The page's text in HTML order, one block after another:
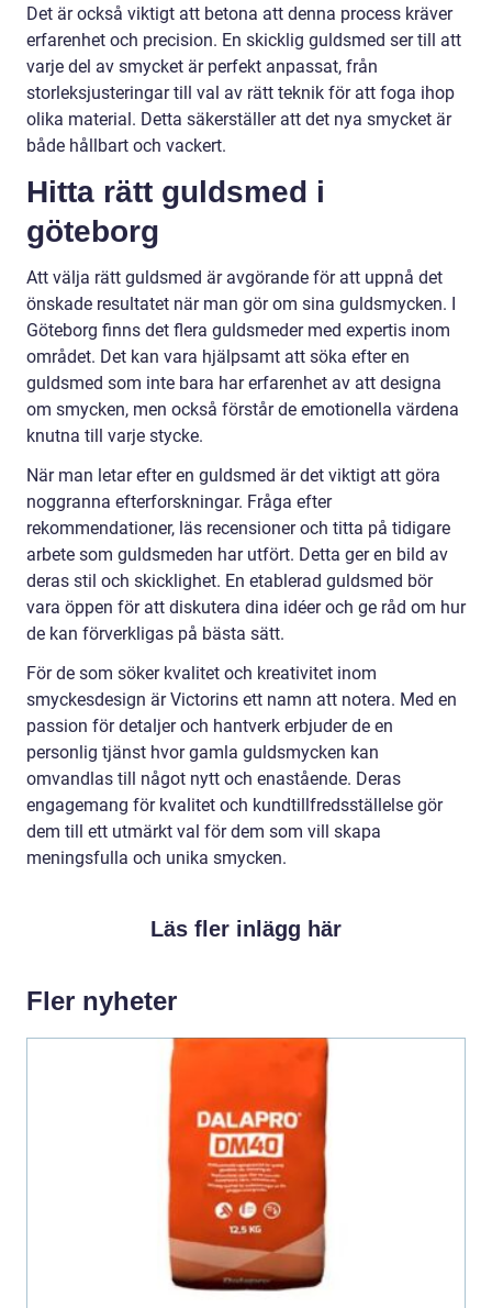
Det är också viktigt att betona att denna process kräver
erfarenhet och precision. En skicklig guldsmed ser till att
varje del av smycket är perfekt anpassat, från
storleksjusteringar till val av rätt teknik för att foga ihop
olika material. Detta säkerställer att det nya smycket är
både hållbart och vackert.
Hitta rätt guldsmed i
göteborg
Att välja rätt guldsmed är avgörande för att uppnå det
önskade resultatet när man gör om sina guldsmycken. I
Göteborg finns det flera guldsmeder med expertis inom
området. Det kan vara hjälpsamt att söka efter en
guldsmed som inte bara har erfarenhet av att designa
om smycken, men också förstår de emotionella värdena
knutna till varje stycke.
När man letar efter en guldsmed är det viktigt att göra
noggranna efterforskningar. Fråga efter
rekommendationer, läs recensioner och titta på tidigare
arbete som guldsmeden har utfört. Detta ger en bild av
deras stil och skicklighet. En etablerad guldsmed bör
vara öppen för att diskutera dina idéer och ge råd om hur
de kan förverkligas på bästa sätt.
För de som söker kvalitet och kreativitet inom
smyckesdesign är Victorins ett namn att notera. Med en
passion för detaljer och hantverk erbjuder de en
personlig tjänst hvor gamla guldsmycken kan
omvandlas till något nytt och enastående. Deras
engagemang för kvalitet och kundtillfredsställelse gör
dem till ett utmärkt val för dem som vill skapa
meningsfulla och unika smycken.
Läs fler inlägg här
Fler nyheter